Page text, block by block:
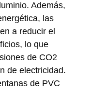
Además,
las
a reducir el
lo que
de CO2
de electricidad.
de PVC